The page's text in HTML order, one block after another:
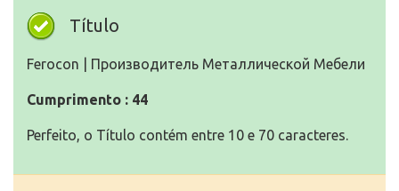
Título
Ferocon | Производитель Металлической Мебели
Cumprimento : 44
Perfeito, o Título contém entre 10 e 70 caracteres.